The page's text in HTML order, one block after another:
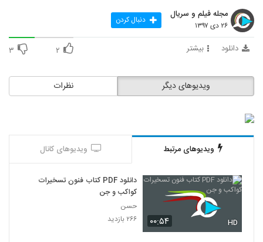
مجله فیلم و سریال
۲۶ دی ۱۳۹۷ دنبال کردن
دانلود بیشتر ۲ ۳
نظرات ویدیوهای دیگر
ویدیوهای مرتبط ویدیوهای کانال
۰۰:۵۴ HD
دانلود PDF کتاب فنون تسخیرات
کواکب و جن
حسن
۲۶۶ بازدید